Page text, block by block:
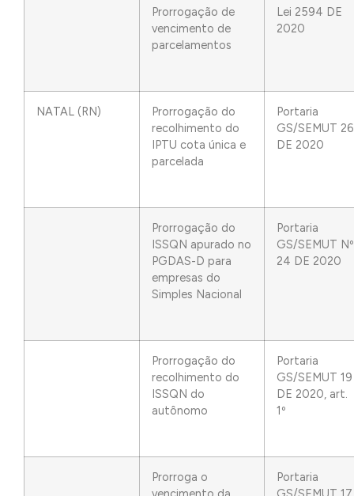
Prorrogação de
vencimento de
parcelamentos
Lei 2594 DE
2020
NATAL (RN)
Prorrogação do
recolhimento do
IPTU cota única e
parcelada
Portaria
GS/SEMUT 26
DE 2020
Prorrogação do
ISSQN apurado no
PGDAS-D para
empresas do
Simples Nacional
Portaria
GS/SEMUT Nº
24 DE 2020
Prorrogação do
recolhimento do
ISSQN do
autônomo
Portaria
GS/SEMUT 19
DE 2020, art.
1º
Prorroga o
Portaria